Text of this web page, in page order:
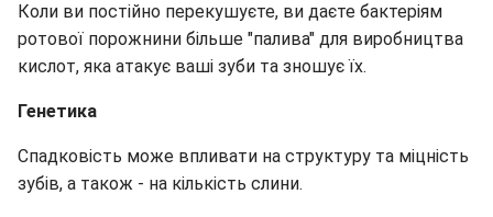
Коли ви постійно перекушуєте, ви даєте бактеріям
ротової порожнини більше "палива" для виробництва
кислот, яка атакує ваші зуби та зношує їх.
Генетика
Спадковість може впливати на структуру та міцність
зубів, а також - на кількість слини.